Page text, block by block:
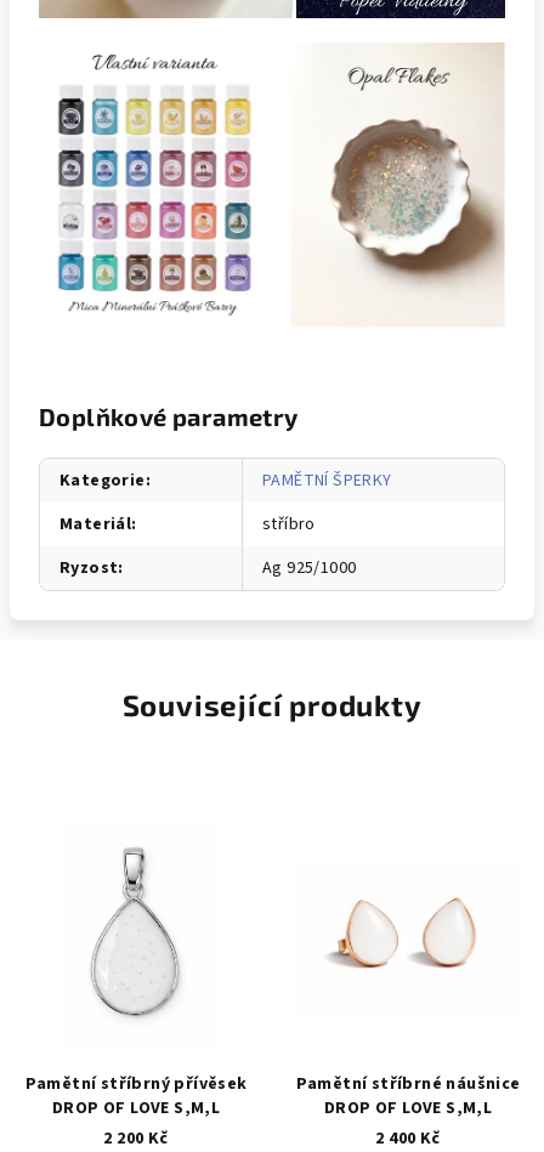
Doplňkové parametry
Kategorie:
PAMĚTNÍ ŠPERKY
Materiál:
stříbro
Ryzost: Ag 925/1000
Související produkty
Pamětní stříbrný přívěsek
DROP OF LOVE S,M,L
2 200 Kč
Pamětní stříbrné náušnice
DROP OF LOVE S,M,L
2 400 Kč